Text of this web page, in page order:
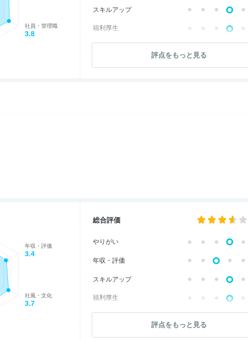
評点をもっと見る
社員・管理職
3.8
スキルアップ
福利厚生
社員・管理職
評点をもっと見る
年収・評価
3.4
社風・文化
3.7
総合評価
やりがい
年収・評価
スキルアップ
福利厚生
社員・管理職